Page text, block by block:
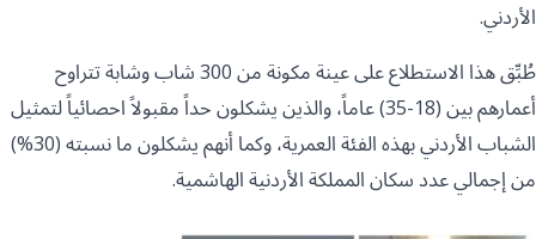
الأردني.
طُبِّق هذا الاستطلاع على عينة مكونة من 300 شاب وشابة تتراوح
أعمارهم بين (18-35) عاماً، والذين يشكلون حداً مقبولاً احصائياً لتمثيل
الشباب الأردني بهذه الفئة العمرية، وكما أنهم يشكلون ما نسبته (30%)
من إجمالي عدد سكان المملكة الأردنية الهاشمية.